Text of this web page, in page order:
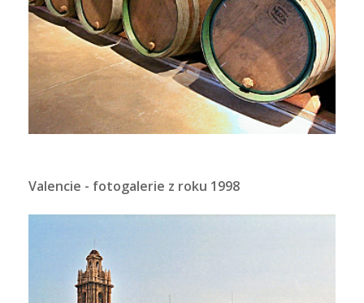
Valencie - fotogalerie z roku 1998